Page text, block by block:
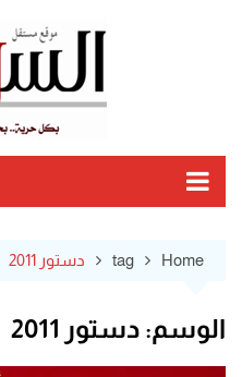
Home
tag دستور 2011
الوسم: دستور 2011